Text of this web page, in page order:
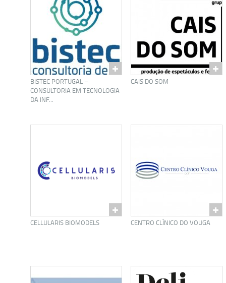
BISTEC PORTUGAL –
CONSULTORIA EM TECNOLOGIA
DA INF...
CAIS DO SOM
CELLULARIS BIOMODELS CENTRO CLÍNICO DO VOUGA